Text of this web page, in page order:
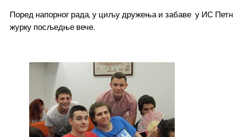
Поред напорног рада, у циљу дружења и забаве у ИС
журку посљедње вече.